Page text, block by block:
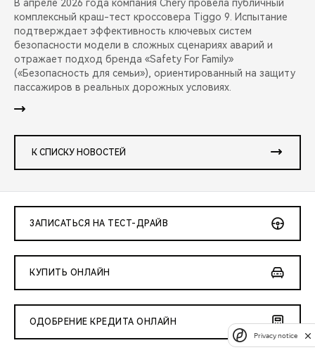
В апреле 2026 года компания Chery провела публичный
комплексный краш-тест кроссовера Tiggo 9. Испытание
подтверждает эффективность ключевых систем
безопасности модели в сложных сценариях аварий и
отражает подход бренда «Safety For Family»
(«Безопасность для семьи»), ориентированный на защиту
пассажиров в реальных дорожных условиях.
К СПИСКУ НОВОСТЕЙ
ЗАПИСАТЬСЯ НА ТЕСТ-ДРАЙВ
КУПИТЬ ОНЛАЙН
ОДОБРЕНИЕ КРЕДИТА ОНЛАЙН
Privacy notice